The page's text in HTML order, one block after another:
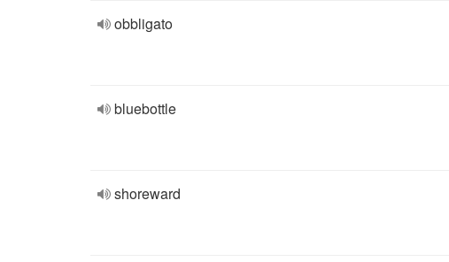
obbligato
bluebottle
shoreward